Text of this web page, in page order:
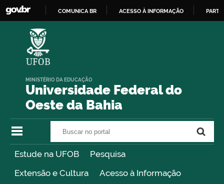
COMUNICA BR ACESSO À INFORMAÇÃO
Universidade Federal do
Oeste da Bahia
MINISTÉRIO DA EDUCAÇÃO
Estude na UFOB
Pesquisa
Extensão e Cultura
Acesso à Informação